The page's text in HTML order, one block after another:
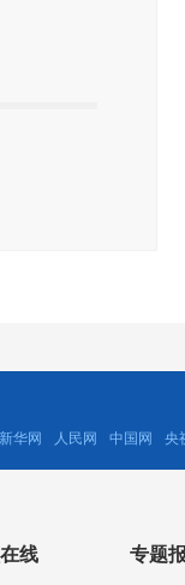
新华网 人民网 中国网 央
线 专题